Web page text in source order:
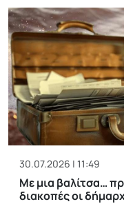
30.07.2026 | 11:49
Με μια βαλίτσα…
διακοπές οι